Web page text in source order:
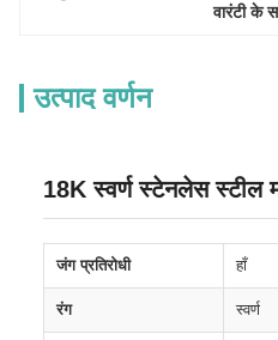
वारंटी के
उत्पाद वर्णन
18K स्वर्ण स्टेनलेस स्टील
जंग प्रतिरोधी हाँ
रंग स्वर्ण